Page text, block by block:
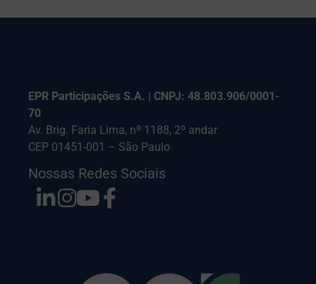
EPR Participações S.A. | CNPJ: 48.803.906/0001-
70
Av. Brig. Faria Lima, nº 1188, 2º andar
CEP 01451-001 – São Paulo
Nossas Redes Sociais